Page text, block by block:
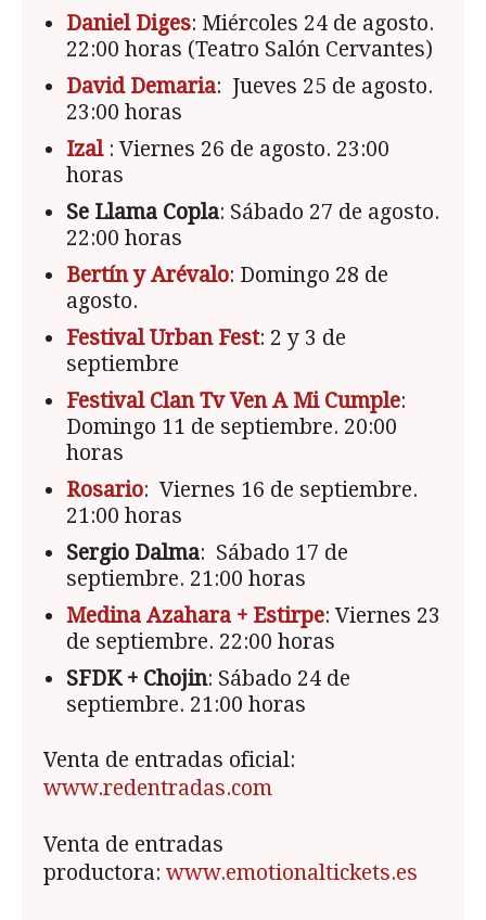
Daniel Diges: Miércoles 24 de agosto.
22:00 horas (Teatro Salón Cervantes)
David Demaria: Jueves 25 de agosto.
23:00 horas
Izal : Viernes 26 de agosto. 23:00
horas
Se Llama Copla: Sábado 27 de agosto.
22:00 horas
Bertín y Arévalo: Domingo 28 de
agosto.
Festival Urban Fest: 2 y 3 de
septiembre
Festival Clan Tv Ven A Mi Cumple:
Domingo 11 de septiembre. 20:00
horas
Rosario: Viernes 16 de septiembre.
21:00 horas
Sergio Dalma: Sábado 17 de
septiembre. 21:00 horas
Medina Azahara + Estirpe: Viernes 23
de septiembre. 22:00 horas
SFDK + Chojin: Sábado 24 de
septiembre. 21:00 horas
Venta de entradas oficial:
www.redentradas.com
Venta de entradas
productora: www.emotionaltickets.es